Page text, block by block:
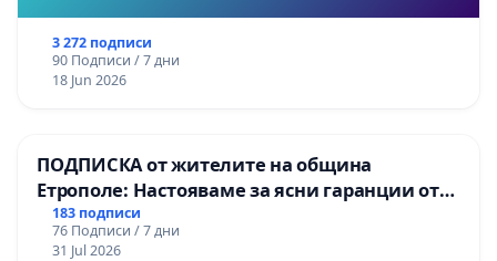
3 272 подписи
90 Подписи / 7 дни
18 Jun 2026
ПОДПИСКА от жителите на община
Етрополе: Настояваме за ясни гаранции от
“Елаците-МЕД” АД и от държавата, че ще се
изпълнят всички екологични норми!
183 подписи
76 Подписи / 7 дни
31 Jul 2026